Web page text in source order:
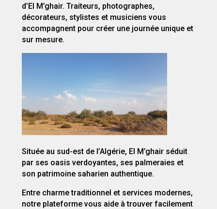
d’El M’ghair. Traiteurs, photographes,
décorateurs, stylistes et musiciens vous
accompagnent pour créer une journée unique et
sur mesure.
Située au sud-est de l’Algérie, El M’ghair séduit
par ses oasis verdoyantes, ses palmeraies et
son patrimoine saharien authentique.
Entre charme traditionnel et services modernes,
notre plateforme vous aide à trouver facilement